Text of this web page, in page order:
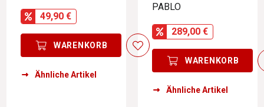
49,90 €
WARENKORB
Ähnliche Artikel
PABLO
289,00 €
WARENKORB
Ähnliche Artikel